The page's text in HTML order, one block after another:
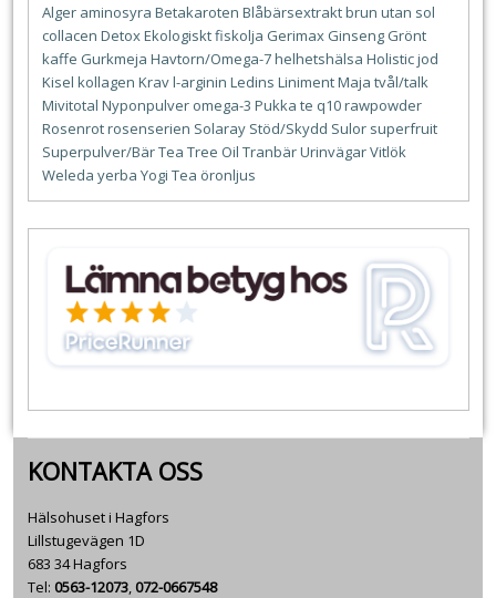
Alger aminosyra Betakaroten Blåbärsextraktbrun utan sol
collacen DetoxEkologisktfiskolja Gerimax Ginseng Grönt
kaffe Gurkmeja Havtorn/Omega-7helhetshälsa Holisticjod
Kisel kollagen Kravl-arginin Ledins LinimentMaja tvål/talk
Mivitotal Nyponpulver omega-3 Pukka te q10rawpowder
Rosenrotrosenserien Solaray Stöd/Skydd Sulor superfruit
Superpulver/BärTea Tree Oil TranbärUrinvägarVitlök
Weleda yerba Yogi Tea öronljus
KONTAKTA OSS
Hälsohuset i Hagfors
Lillstugevägen 1D
683 34 Hagfors
Tel: 0563-12073, 072-0667548